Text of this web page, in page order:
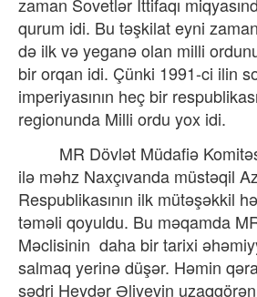
qurum idi. Bu təşkilat eyni
də ilk və yeganə olan milli
bir orqan idi. Çünki 1991-ci ilin
imperiyasının heç bir
regionunda Milli ordu yox idi.
MR Dövlət Müdafiə
ilə məhz Naxçıvanda müstəqil
Respublikasının ilk mütəşəkkil
təməli qoyuldu. Bu məqamda
Məclisinin daha bir tarixi
salmaq yerinə düşər. Həmin
sədri Heydər Əliyevin